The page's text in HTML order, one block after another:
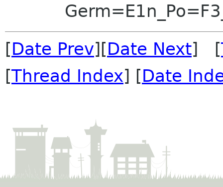
[Date Prev][Date Next] [
[Thread Index] [Date